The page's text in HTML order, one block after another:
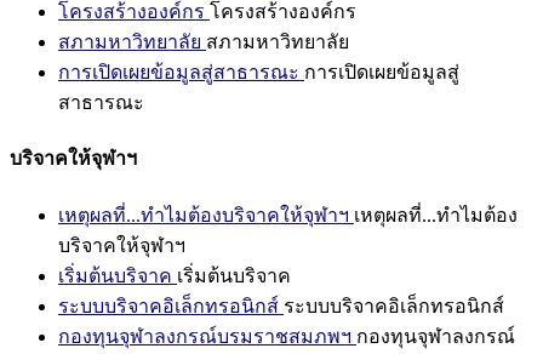
โครงสร้างองค์กร โครงสร้างองค์กร
สภามหาวิทยาลัย สภามหาวิทยาลัย
การเปิดเผยข้อมูลสู่สาธารณะ การเปิดเผยข้อมูลสู่
สาธารณะ
บริจาคให้จุฬาฯ
เหตุผลที่...ทำไมต้องบริจาคให้จุฬาฯ เหตุผลที่...ทำไมต้อง
บริจาคให้จุฬาฯ
เริ่มต้นบริจาค เริ่มต้นบริจาค
ระบบบริจาคอิเล็กทรอนิกส์ ระบบบริจาคอิเล็กทรอนิกส์
กองทุนจุฬาลงกรณ์บรมราชสมภพฯ กองทุนจุฬาลงกรณ์